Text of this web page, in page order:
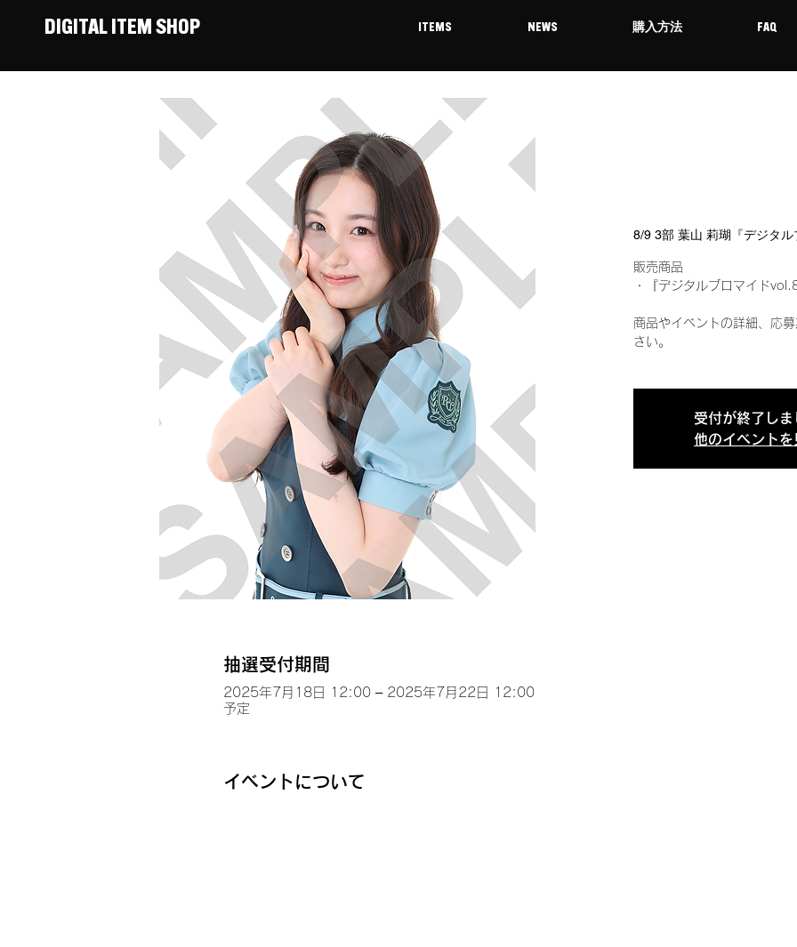
DIGITAL ITEM SHOP ITEMS NEWS 購入方法 FAQ
8/9 3部 葉山 莉瑚『デジタ
販売商品
・『デジタルブロマイド
商品やイベントの詳細、応
さい。
受付が終了しま
他のイベントを
抽選受付期間
2025年7月18日 12:00 – 2025年7月22日 12:00
予定
イベントについて